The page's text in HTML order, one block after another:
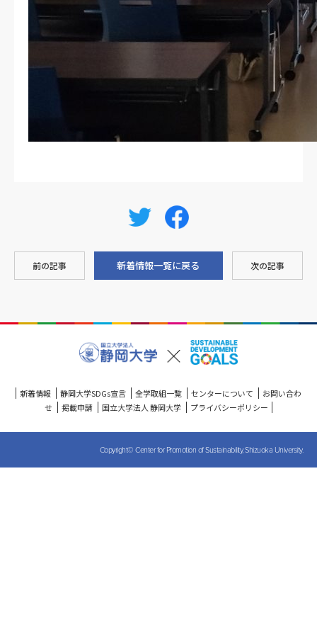
前の記事 新着情報一覧に戻る 次の記事
新着情報 静岡大学SDGs宣言 全学取組一覧 センターについて
お問い合わ
せ
掲載申請 国立大学法人 静岡大学 プライバシーポリシー
Copyright© Center for Promotion of Sustainability, Shizuoka University.